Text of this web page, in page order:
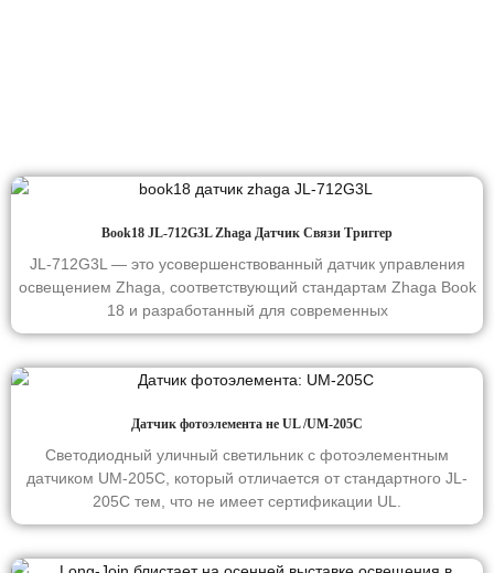
Book18 JL-712G3L Zhaga Датчик Связи Триггер
JL-712G3L — это усовершенствованный датчик управления
освещением Zhaga, соответствующий стандартам Zhaga Book
18 и разработанный для современных
Датчик фотоэлемента не UL /UM-205C
Светодиодный уличный светильник с фотоэлементным
датчиком UM-205C, который отличается от стандартного JL-
205C тем, что не имеет сертификации UL.